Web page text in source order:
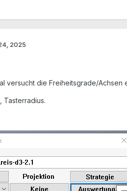
2025
versucht die Freiheitsgrade/
Tasterradius.